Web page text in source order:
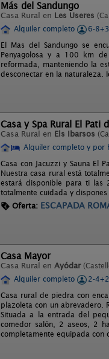
Más del Sandungo
Casa Rural en Les Useres
Alquiler completo
6-
El Mas del Sandungo se
Penyagolosa y a 100 km
reformada, manteniendo la
desconectar en la naturaleza.
Casa y Spa Rural El Pati
Casa Rural en Els Ibarsos
Alquiler completo y por
Casa con Jacuzzi y Sauna El
Nuestra casa rural está
estará disponible para ti las
totalmente cuidada y
Oferta: ESCAPADA
Casa Mayor
Casa Rural en Ayódar
Alquiler completo
2-
Casa rural de piedra con
plazoleta con un abrevadero.
Situada a la entrada del
comedor salón, 2 aseos, 2
completamente equipada con